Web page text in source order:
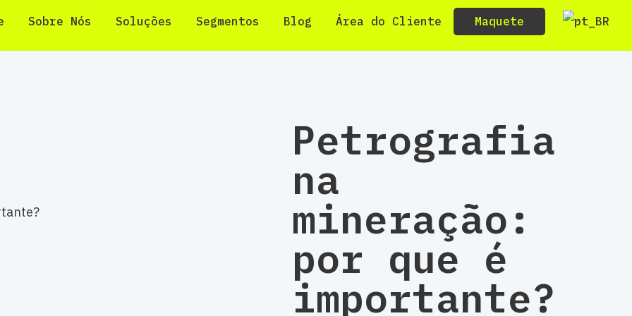
Sobre Nós Soluções Segmentos Blog Área do Cliente Maquete
Petrografia
na
mineração:
por que é
importante?